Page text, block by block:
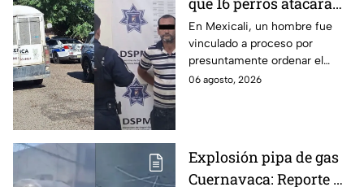
a su hermana con
discapacidad en
Mexicali, BC
En Mexicali, un hombre fue
vinculado a proceso por
presuntamente ordenar el
ataque de 16 perros contra su
06 agosto, 2026
Explosión pipa de gas
Cuernavaca: Reporte de